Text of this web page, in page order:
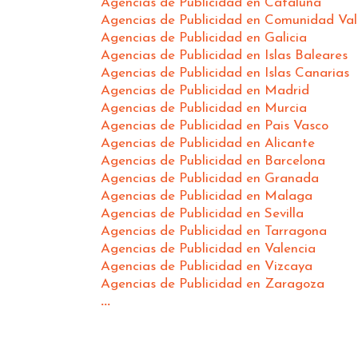
Agencias de Publicidad en Comunidad
Agencias de Publicidad en Galicia
Agencias de Publicidad en Islas Baleares
Agencias de Publicidad en Islas Canarias
Agencias de Publicidad en Madrid
Agencias de Publicidad en Murcia
Agencias de Publicidad en Pais Vasco
Agencias de Publicidad en Alicante
Agencias de Publicidad en Barcelona
Agencias de Publicidad en Granada
Agencias de Publicidad en Malaga
Agencias de Publicidad en Sevilla
Agencias de Publicidad en Tarragona
Agencias de Publicidad en Valencia
Agencias de Publicidad en Vizcaya
Agencias de Publicidad en Zaragoza
...